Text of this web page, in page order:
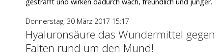
gestrafft und wirken dadurch wach, freundlich und jünger.
Donnerstag, 30 März 2017 15:17
Hyaluronsäure das Wundermittel gegen
Falten rund um den Mund!